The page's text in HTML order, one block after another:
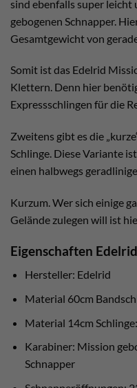
sind ebenfalls super leicht
gebogenen Schnapper.
Gesamtgewicht von
Somit ist das Edelrid
Klettern. Denn hier
Expressschlingen für die
Zweitens gibt es die
Schlinge. Diese Variante
einen halbwegs
Kurzum. Wer sich einige
Gelände zulegen will ist
Eigenschaften
Hersteller: Edelrid
Material 60cm
Material 14cm
Karabiner: Mission
Schnapper